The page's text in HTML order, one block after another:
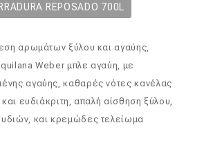
REPOSADO 700L
αρωμάτων ξύλου και αγαύης,
Weber μπλε αγαύη, με
αγαύης, καθαρές νότες κανέλας
και ευδιάκριτη, απαλή αίσθηση ξύλου,
και κρεμώδες τελείωμα